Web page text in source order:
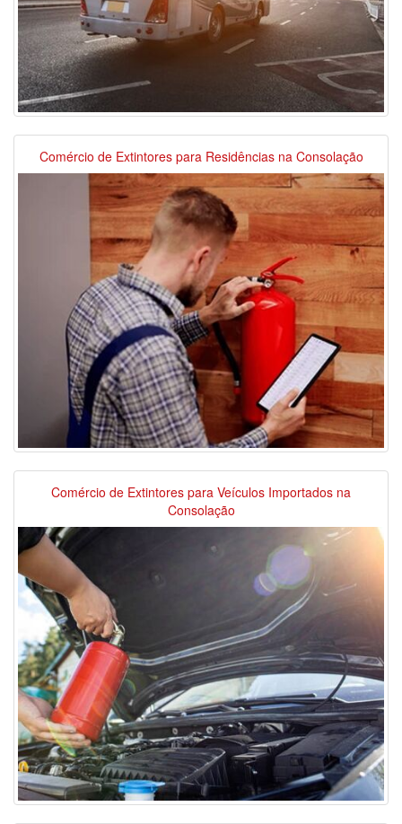
Comércio de Extintores para Residências na Consolação
Comércio de Extintores para Veículos Importados na
Consolação